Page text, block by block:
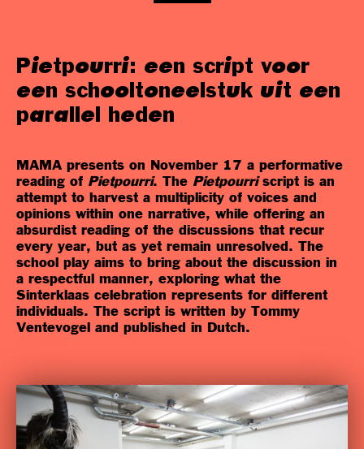
Pietpourri: een script voor
een schooltoneelstuk uit een
parallel heden
MAMA presents on November 17 a performative
reading of Pietpourri. The Pietpourriscript is an
attempt to harvest a multiplicity of voices and
opinions within one narrative, while offering an
absurdist reading of the discussions that recur
every year, but as yet remain unresolved. The
school play aims to bring about the discussion in
a respectful manner, exploring what the
Sinterklaas celebration represents for different
individuals. The script is written by Tommy
Ventevogel and published in Dutch.